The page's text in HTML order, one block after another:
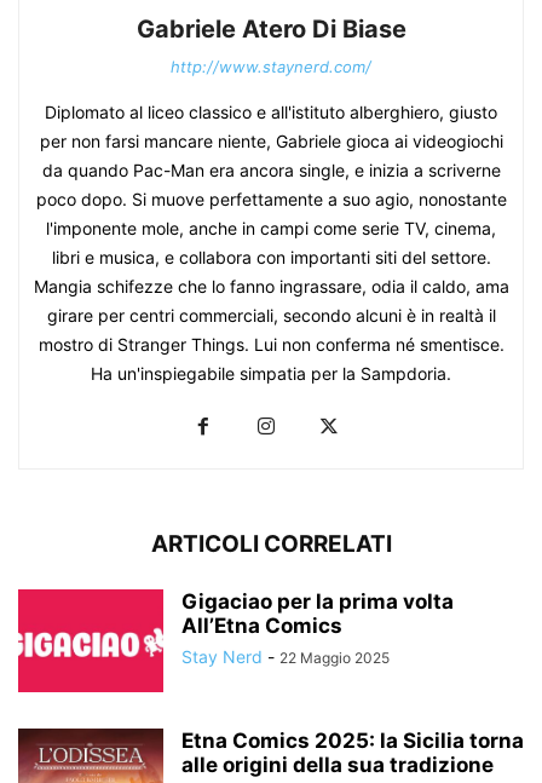
Gabriele Atero Di Biase
http://www.staynerd.com/
Diplomato al liceo classico e all'istituto alberghiero, giusto
per non farsi mancare niente, Gabriele gioca ai videogiochi
da quando Pac-Man era ancora single, e inizia a scriverne
poco dopo. Si muove perfettamente a suo agio, nonostante
l'imponente mole, anche in campi come serie TV, cinema,
libri e musica, e collabora con importanti siti del settore.
Mangia schifezze che lo fanno ingrassare, odia il caldo, ama
girare per centri commerciali, secondo alcuni è in realtà il
mostro di Stranger Things. Lui non conferma né smentisce.
Ha un'inspiegabile simpatia per la Sampdoria.
ARTICOLI CORRELATI
Gigaciao per la prima volta
All’Etna Comics
Stay Nerd - 22 Maggio 2025
Etna Comics 2025: la Sicilia torna
alle origini della sua tradizione